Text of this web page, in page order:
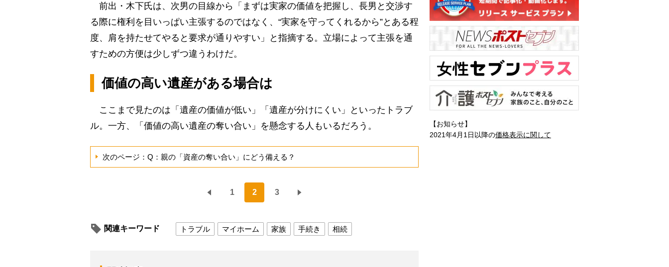
前出・木下氏は、次男の目線から「まずは実家の価値を把握し、長男と交渉す
る際に権利を目いっぱい主張するのではなく、“実家を守ってくれるから”とある程
度、肩を持たせてやると要求が通りやすい」と指摘する。立場によって主張を通
すための方便は少しずつ違うわけだ。
価値の高い遺産がある場合は
ここまで見たのは「遺産の価値が低い」「遺産が分けにくい」といったトラブ
ル。一方、「価値の高い遺産の奪い合い」を懸念する人もいるだろう。
次のページ：Q：親の「資産の奪い合い」にどう備える？
1 2 3
関連キーワード トラブル マイホーム 家族 手続き 相続
【お知らせ】
2021年4月1日以降の価格表示に関して